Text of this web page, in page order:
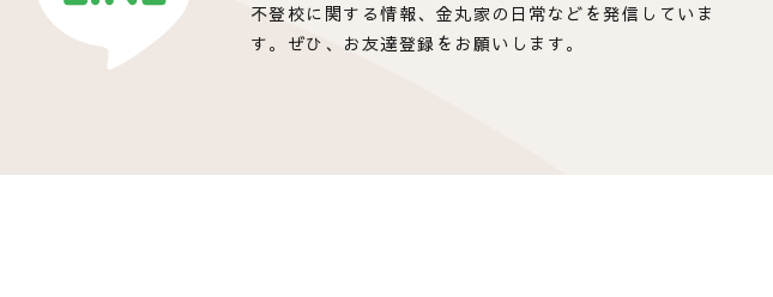
不登校に関する情報、金丸家の日常などを発信していま
す。ぜひ、お友達登録をお願いします。